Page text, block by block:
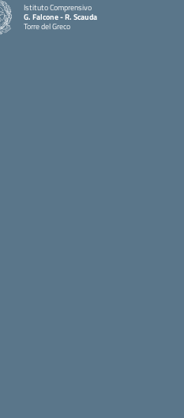
Istituto Comprensivo
G. Falcone - R. Scauda
Torre del Greco